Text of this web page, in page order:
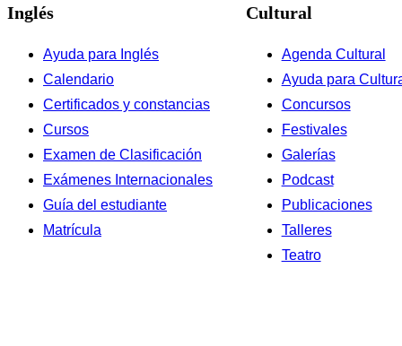
Inglés
Ayuda para Inglés
Calendario
Certificados y constancias
Cursos
Examen de Clasificación
Exámenes Internacionales
Guía del estudiante
Matrícula
Cultural
Agenda Cultural
Ayuda para
Concursos
Festivales
Galerías
Podcast
Publicaciones
Talleres
Teatro